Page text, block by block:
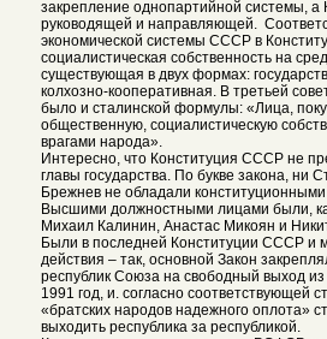
закрепление однопартийной системы,
руководящей и направляющей.
экономической системы СССР в
социалистическая собственность на
существующая в двух формах:
колхозно-кооперативная. В третьей
было и сталинской формулы: «Лица,
общественную, социалистическую
врагами народа».
Интересно, что Конституция СССР не
главы государства. По букве закона, ни
Брежнев не обладали
Высшими должностными лицами были,
Михаил Калинин, Анастас Микоян и
Были в последней Конституции СССР и
действия – так, основной Закон
республик Союза на свободный выход
1991 год, и. согласно соответствующей
«братских народов надежного оплота»
выходить республика за республикой.